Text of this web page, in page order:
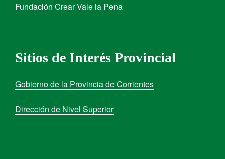
Fundación Crear Vale la Pena
Sitios de Interés Provincial
Gobierno de la Provincia de Corrientes
Dirección de Nivel Superior